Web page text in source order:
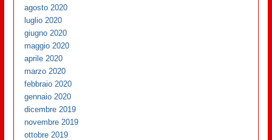
agosto 2020
luglio 2020
giugno 2020
maggio 2020
aprile 2020
marzo 2020
febbraio 2020
gennaio 2020
dicembre 2019
novembre 2019
ottobre 2019